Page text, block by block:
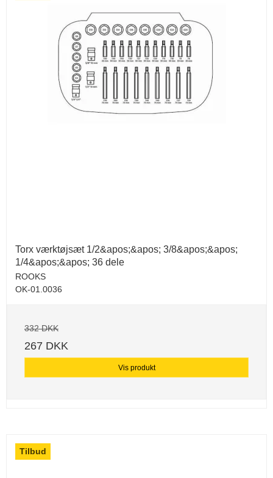
Torx værktøjsæt 1/2&apos;&apos; 3/8&apos;&apos;
1/4&apos;&apos; 36 dele
ROOKS
OK-01.0036
332 DKK
267 DKK
Vis produkt
Tilbud